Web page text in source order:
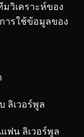
มวิเคราะห์ของ
ารใช้ข้อมูลของ
ลิเวอร์พูล
ฟน ลิเวอร์พูล